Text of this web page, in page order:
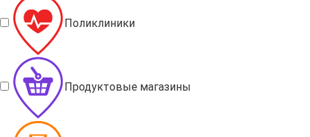
Поликлиники
Продуктовые магазины